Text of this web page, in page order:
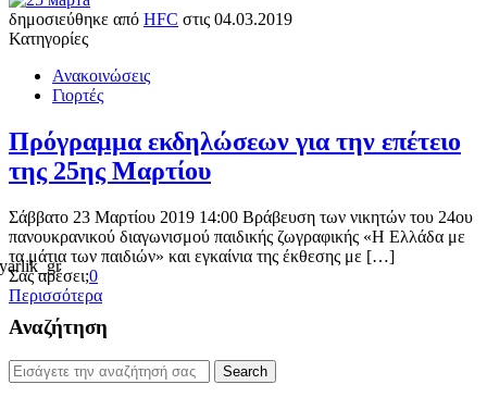
δημοσιεύθηκε από HFC στις 04.03.2019
Κατηγορίες
Ανακοινώσεις
Γιορτές
Πρόγραμμα εκδηλώσεων για την επέτειο
της 25ης Μαρτίου
Σάββατο 23 Μαρτίου 2019 14:00 Βράβευση των νικητών του 24ου
πανουκρανικού διαγωνισμού παιδικής ζωγραφικής «Η Ελλάδα με
τα μάτια των παιδιών» και εγκαίνια της έκθεσης με […]
Σας αρέσει;0
Περισσότερα
Αναζήτηση